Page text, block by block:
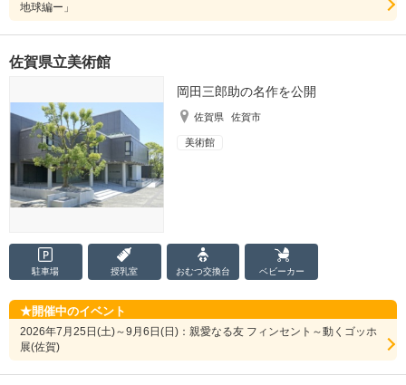
地球編ー」
佐賀県立美術館
岡田三郎助の名作を公開
佐賀県 佐賀市
美術館
駐車場 授乳室 おむつ交換台 ベビーカー
開催中のイベント
2026年7月25日(土)～9月6日(日)：親愛なる友 フィンセント～動くゴッホ
展(佐賀)